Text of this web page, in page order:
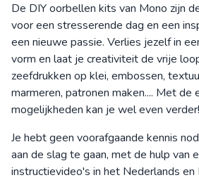
De DIY oorbellen kits van Mono zijn
voor een stresserende dag en een
een nieuwe passie. Verlies jezelf in
vorm en laat je creativiteit de vrije
zeefdrukken op klei, embossen,
marmeren, patronen maken.... Met de
mogelijkheden kan je wel even verder!
Je hebt geen voorafgaande kennis
aan de slag te gaan, met de hulp van
instructievideo's in het Nederlands en